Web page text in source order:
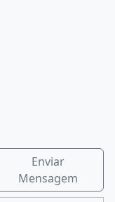
Enviar
Mensagem